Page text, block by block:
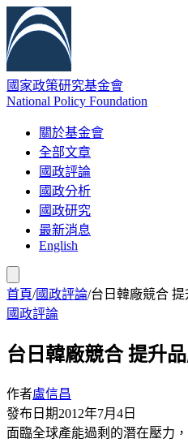
國家政策研究基金會
National Policy Foundation
關於基金會
全部文章
國政評論
國政分析
國政研究
最新消息
English
首頁/國政評論/台日韓廠競合 提
國政評論
台日韓廠競合 提升
作者盧信昌
發布日期2012年7月4日
面臨全球產能過剩的潛在壓力